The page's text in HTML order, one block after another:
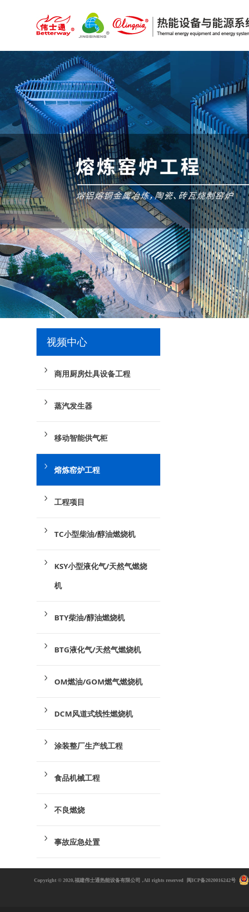
视频中心
商用厨房灶具设备工程
蒸汽发生器
移动智能供气柜
熔炼窑炉工程
工程项目
TC小型柴油/醇油燃烧机
KSY小型液化气/天然气燃烧
机
BTY柴油/醇油燃烧机
BTG液化气/天然气燃烧机
OM燃油/GOM燃气燃烧机
DCM风道式线性燃烧机
涂装整厂生产线工程
食品机械工程
不良燃烧
事故应急处置
Copyright © 2020,福建伟士通热能设备有限公司 ,All rights reserved 闽ICP备2020016242号